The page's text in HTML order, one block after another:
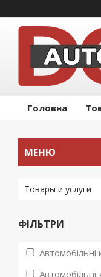
Головна
Товары и услуги
ФІЛЬТРИ
Автомобільні